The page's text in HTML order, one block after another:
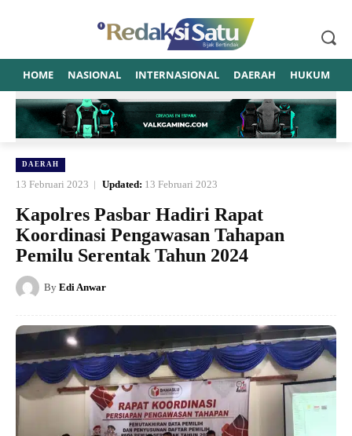
HOME NASIONAL INTERNASIONAL DAERAH HUKUM
DAERAH
13 Februari 2023 Updated: 13 Februari 2023
Kapolres Pasbar Hadiri Rapat
Koordinasi Pengawasan Tahapan
Pemilu Serentak Tahun 2024
By Edi Anwar